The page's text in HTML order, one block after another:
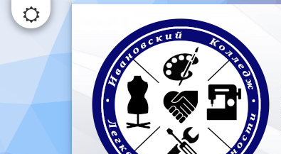
Перейти
содержимому